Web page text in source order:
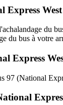
du
du bus à votre
Express
97 (National